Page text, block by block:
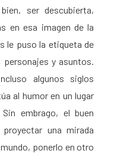
ser descubierta,
en esa imagen de la
le puso la etiqueta de
y asuntos.
algunos siglos
al humor en un lugar
embrago, el buen
una mirada
ponerlo en otro